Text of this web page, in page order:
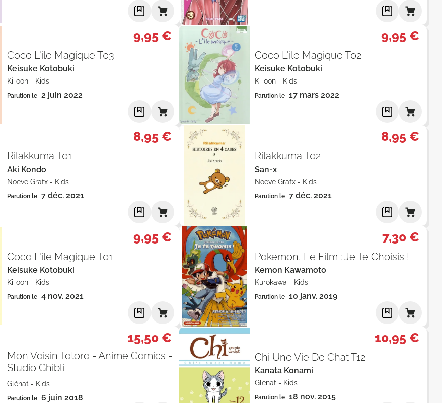
9,95 €
Coco L'ile Magique T03
Keisuke Kotobuki
Ki-oon - Kids
Parution le 2 juin 2022
9,95 €
Coco L'ile Magique T02
Keisuke Kotobuki
Ki-oon - Kids
Parution le 17 mars 2022
8,95 €
Rilakkuma T01
Aki Kondo
Noeve Grafx - Kids
Parution le 7 déc. 2021
8,95 €
Rilakkuma T02
San-x
Noeve Grafx - Kids
Parution le 7 déc. 2021
9,95 €
Coco L'ile Magique T01
Keisuke Kotobuki
Ki-oon - Kids
Parution le 4 nov. 2021
7,30 €
Pokemon, Le Film : Je Te Choisis !
Kemon Kawamoto
Kurokawa - Kids
Parution le 10 janv. 2019
15,50 €
Mon Voisin Totoro - Anime Comics -
Studio Ghibli
Glénat - Kids
Parution le 6 juin 2018
10,95 €
Chi Une Vie De Chat T12
Kanata Konami
Glénat - Kids
Parution le 18 nov. 2015